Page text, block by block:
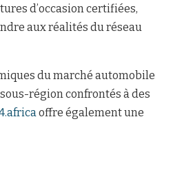
d’occasion certifiées,
aux réalités du réseau
du marché automobile
région confrontés à des
offre également une